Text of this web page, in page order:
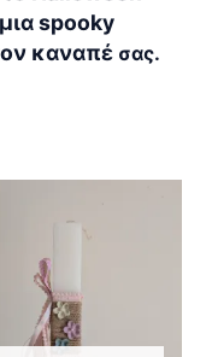
spooky
καναπέ σας.